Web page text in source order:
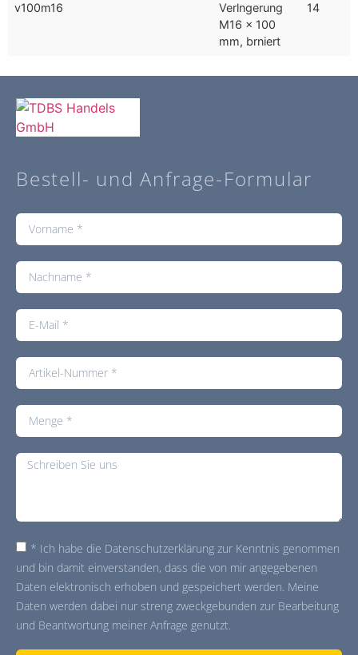
v100m16
Verlngerung
M16 x 100
mm, brniert
14
Bestell- und Anfrage-Formular
* Ich habe die Datenschutzerklärung zur Kenntnis genommen
und bin damit einverstanden, dass die von mir angegebenen
Daten elektronisch erhoben und gespeichert werden. Meine
Daten werden dabei nur streng zweckgebunden zur Bearbeitung
und Beantwortung meiner Anfrage genutzt.